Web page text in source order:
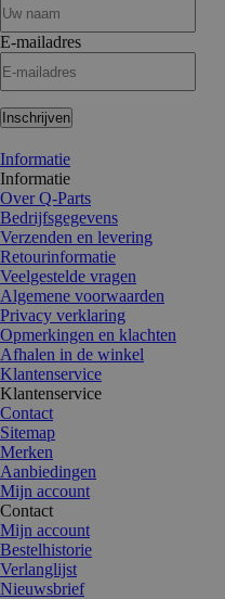
E-mailadres
Inschrijven
Informatie
Informatie
Over Q-Parts
Bedrijfsgegevens
Verzenden en levering
Retourinformatie
Veelgestelde vragen
Algemene voorwaarden
Privacy verklaring
Opmerkingen en klachten
Afhalen in de winkel
Klantenservice
Klantenservice
Contact
Sitemap
Merken
Aanbiedingen
Mijn account
Contact
Mijn account
Bestelhistorie
Verlanglijst
Nieuwsbrief